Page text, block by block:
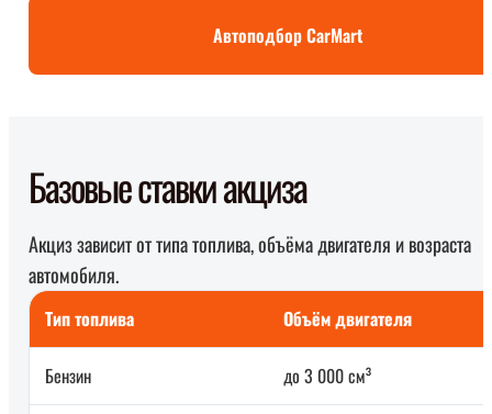
Автоподбор CarMart
Базовые ставки акциза
Акциз зависит от типа топлива, объёма двигателя и возраста
автомобиля.
Тип топлива Объём двигателя
Бензин до 3 000 см³